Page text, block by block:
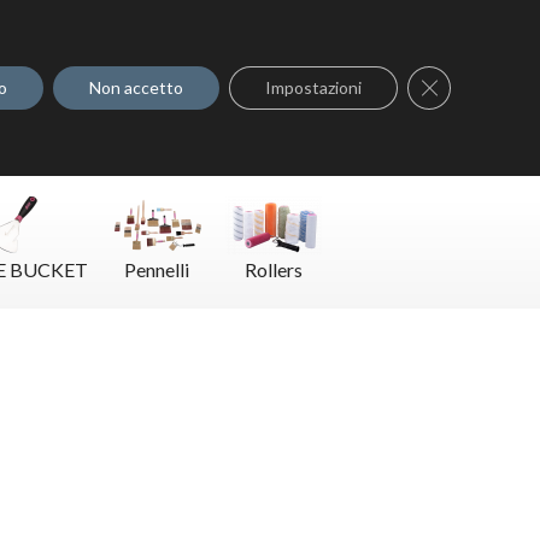
BUCKET Pennelli Rollers
Non accetto Impostazioni Close GDPR